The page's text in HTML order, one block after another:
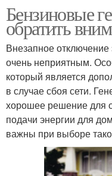
Бензиновые
обратить
Внезапное
очень неприятным.
который является
в случае сбоя сети.
хорошее решение для
подачи энергии для
важны при выборе